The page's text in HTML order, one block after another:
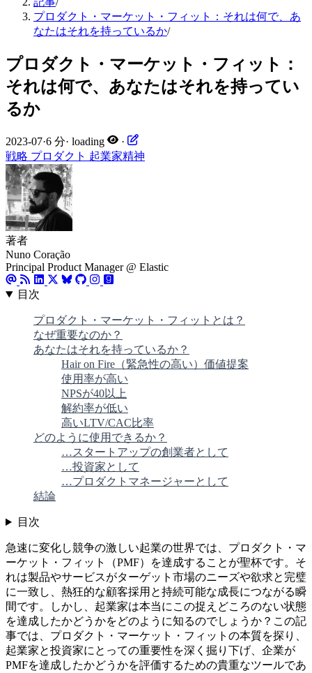
プロダクト・マーケット・フィット：それは何で、あ
なたはそれを持っているか/
プロダクト・マーケット・フィット：
それは何で、あなたはそれを持ってい
るか
2023-07·6 分· loading
·
戦略 プロダクト 起業家精神
著者
Nuno Coração
Principal Product Manager @ Elastic
目次
プロダクト・マーケット・フィットとは？
なぜ重要なのか？
あなたはそれを持っているか？
Hair on Fire（緊急性の高い）価値提案
使用率が高い
NPSが40以上
解約率が低い
高いLTV/CAC比率
どのように使用できるか？
…スタートアップの創業者として
…投資家として
…プロダクトマネージャーとして
結論
目次
急速に変化し競争の激しい起業の世界では、プロダクト・マ
ーケット・フィット（PMF）を達成することが聖杯です。そ
れは製品やサービスがターゲット市場のニーズや欲求と完璧
に一致し、熱狂的な顧客採用と持続可能な成長につながる瞬
間です。しかし、起業家は本当にこの捉えどころのない状態
を達成したかどうかをどのように知るのでしょうか？この記
事では、プロダクト・マーケット・フィットの本質を探り、
起業家と投資家にとっての重要性を深く掘り下げ、企業が
PMFを達成したかどうかを評価するための貴重なツールであ